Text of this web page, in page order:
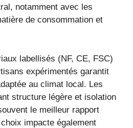
notamment avec les
de consommation et
labellisés (NF, CE, FSC)
expérimentés garantit
au climat local. Les
structure légère et isolation
le meilleur rapport
impacte également